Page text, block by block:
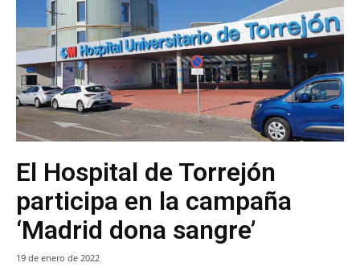
El Hospital de Torrejón
participa en la campaña
‘Madrid dona sangre’
19 de enero de 2022